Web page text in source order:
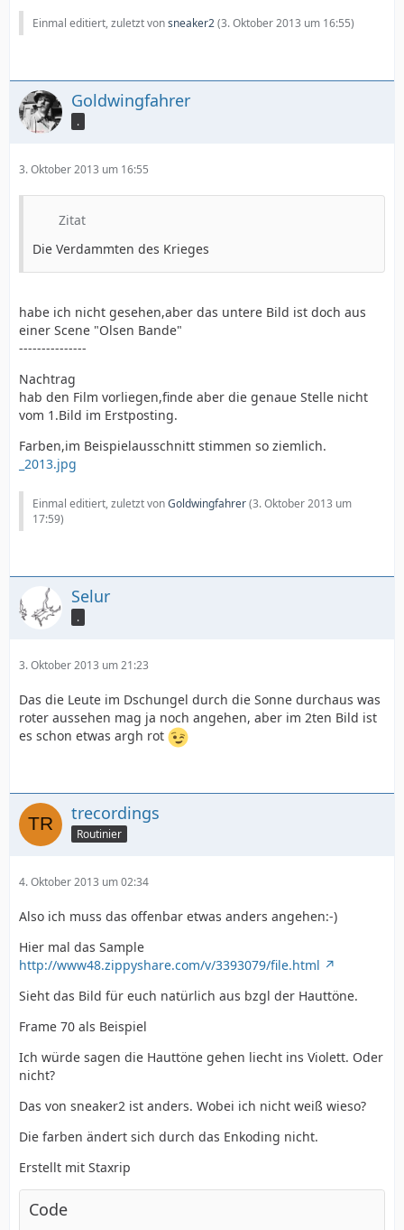
Einmal editiert, zuletzt vonsneaker2(3. Oktober 2013 um 16:55)
Goldwingfahrer
.
3. Oktober 2013 um 16:55
Zitat
Die Verdammten des Krieges
habe ich nicht gesehen,aber das untere Bild ist doch aus
einer Scene "Olsen Bande"
---------------
Nachtrag
hab den Film vorliegen,finde aber die genaue Stelle nicht
vom 1.Bild im Erstposting.
Farben,im Beispielausschnitt stimmen so ziemlich.
_2013.jpg
Einmal editiert, zuletzt vonGoldwingfahrer(3. Oktober 2013 um
17:59)
Selur
.
3. Oktober 2013 um 21:23
Das die Leute im Dschungel durch die Sonne durchaus was
roter aussehen mag ja noch angehen, aber im 2ten Bild ist
es schon etwas argh rot
trecordings
Routinier
4. Oktober 2013 um 02:34
Also ich muss das offenbar etwas anders angehen:-)
Hier mal das Sample
http://www48.zippyshare.com/v/3393079/file.html
Sieht das Bild für euch natürlich aus bzgl der Hauttöne.
Frame 70 als Beispiel
Ich würde sagen die Hauttöne gehen liecht ins Violett. Oder
nicht?
Das von sneaker2 ist anders. Wobei ich nicht weiß wieso?
Die farben ändert sich durch das Enkoding nicht.
Erstellt mit Staxrip
Code